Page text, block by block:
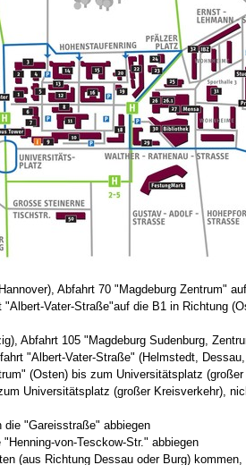
Abfahrt 70 "Magdeburg Zentrum"
Vater-Straße"auf die B1 in Richtung
Abfahrt 105 "Magdeburg Sudenburg,
"Albert-Vater-Straße" (Helmstedt,
(Osten) bis zum Universitätsplatz (großer
Universitätsplatz (großer Kreisverkehr),
"Gareisstraße" abbiegen
von-Tesckow-Str." abbiegen
(aus Richtung Dessau oder Burg)